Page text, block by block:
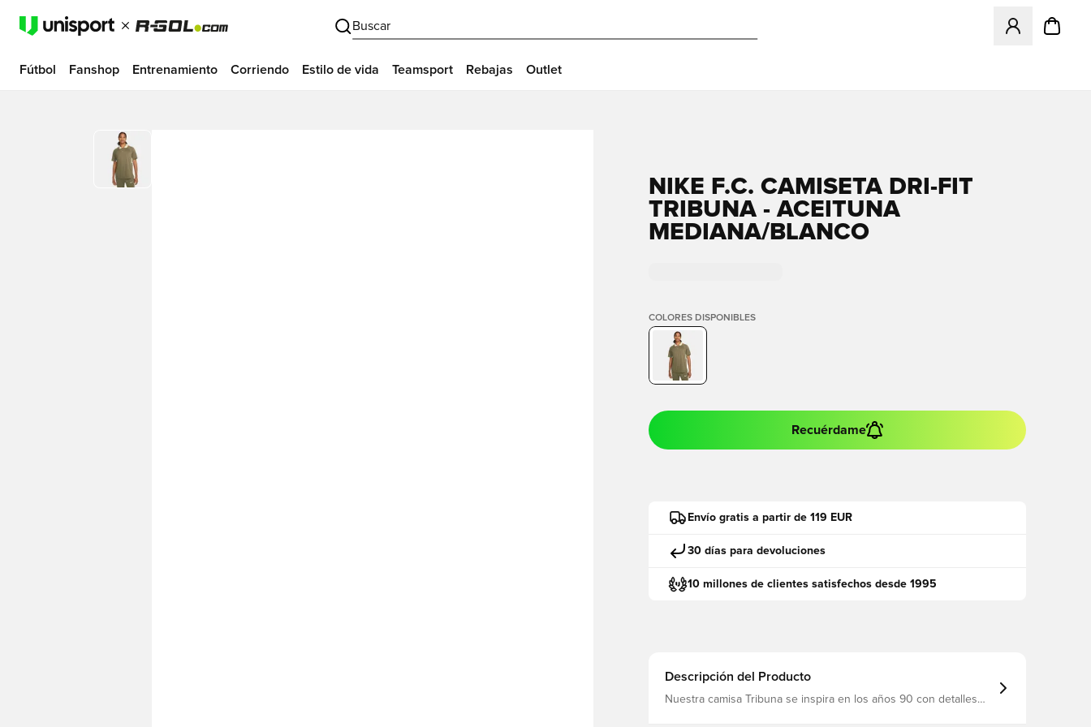
Buscar
Abre un modal
Fútbol Fanshop Entrenamiento Corriendo Estilo de vida Teamsport Rebajas Outlet
NIKE F.C. CAMISETA DRI-FIT
TRIBUNA - ACEITUNA
MEDIANA/BLANCO
COLORES DISPONIBLES
Recuérdame
Envío gratis a partir de 119 EUR
30 días para devoluciones
10 millones de clientes satisfechos desde 1995
Descripción del Producto
Nuestra camisa Tribuna se inspira en los años 90 con detalles